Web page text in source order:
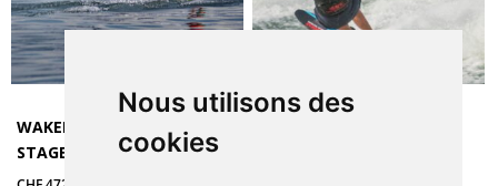
Nous utilisons des
cookies
WAKEBOARD & WAKESURF –
STAGE ÉTÉ